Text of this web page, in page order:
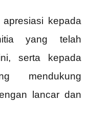
kepada
yang telah
serta kepada
mendukung
lancar dan